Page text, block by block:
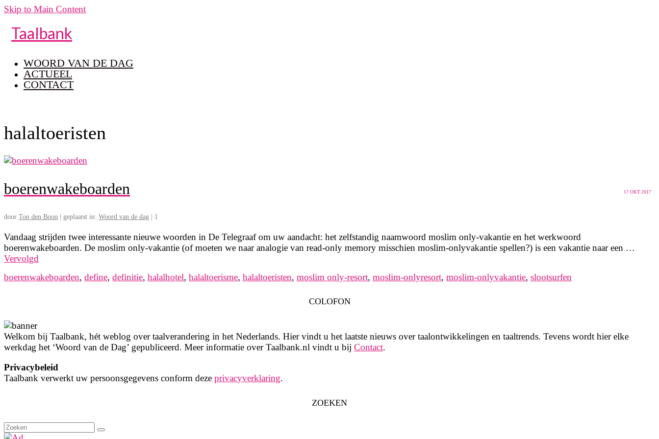
Skip to Main Content
Taalbank
WOORD VAN DE DAG
ACTUEEL
CONTACT
halaltoeristen
17 OKT 2017
boerenwakeboarden
door Ton den Boon geplaatst in: Woord van de dag 1
Vandaag strijden twee interessante nieuwe woorden in De Telegraaf om uw aandacht: het zelfstandig naamwoord moslim only-vakantie en het werkwoord
boerenwakeboarden. De moslim only-vakantie (of moeten we naar analogie van read-only memory misschien moslim-onlyvakantie spellen?) is een vakantie naar een …
Vervolgd
boerenwakeboarden, define, definitie, halalhotel, halaltoerisme, halaltoeristen, moslim only-resort, moslim-onlyresort, moslim-onlyvakantie, slootsurfen
COLOFON
Welkom bij Taalbank, hét weblog over taalverandering in het Nederlands. Hier vindt u het laatste nieuws over taalontwikkelingen en taaltrends. Tevens wordt hier elke
werkdag het ‘Woord van de Dag’ gepubliceerd. Meer informatie over Taalbank.nl vindt u bij Contact.
Privacybeleid
Taalbank verwerkt uw persoonsgegevens conform deze privacyverklaring.
ZOEKEN
Zoeken
naar: